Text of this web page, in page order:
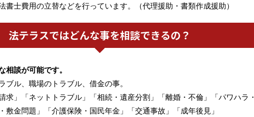
書士費用の立替などを行っています。（代理援助・書類作成援助）
法テラスではどんな事を相談できるの？
相談が可能です。
ブル、職場のトラブル、借金の事。
求」「ネットトラブル」「相続・遺産分割」「離婚・不倫」「パワハラ・
敷金問題」「介護保険・国民年金」「交通事故」「成年後見」